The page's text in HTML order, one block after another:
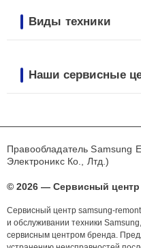
Виды техники
Наши сервисные
Правообладатель Samsung
Электроникс Ко., Лтд.)
© 2026 — Сервисный
Сервисный центр samsung-
и обслуживании техники
сервисным центром бренда.